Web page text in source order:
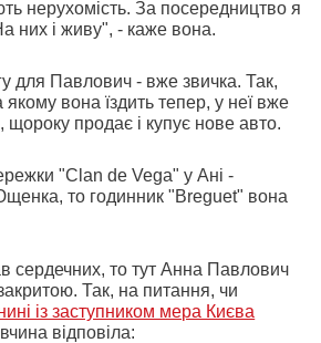
нерухомість. За посередництво я
них і живу", - каже вона.
для Павлович - вже звичка. Так,
вона їздить тепер, у неї вже
продає і купує нове авто.
"Clan de Vega" у Ані -
то годинник "Breguet" вона
сердечних, то тут Анна Павлович
Так, на питання, чи
із заступником мера Києва
відповіла: